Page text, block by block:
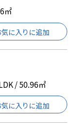
㎡
気に入りに追加
/ 50.96㎡
気に入りに追加